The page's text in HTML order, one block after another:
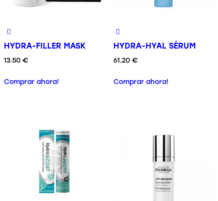
HYDRA-FILLER MASK
13.50 €
Comprar ahora!
HYDRA-HYAL SÉRUM
61.20 €
Comprar ahora!